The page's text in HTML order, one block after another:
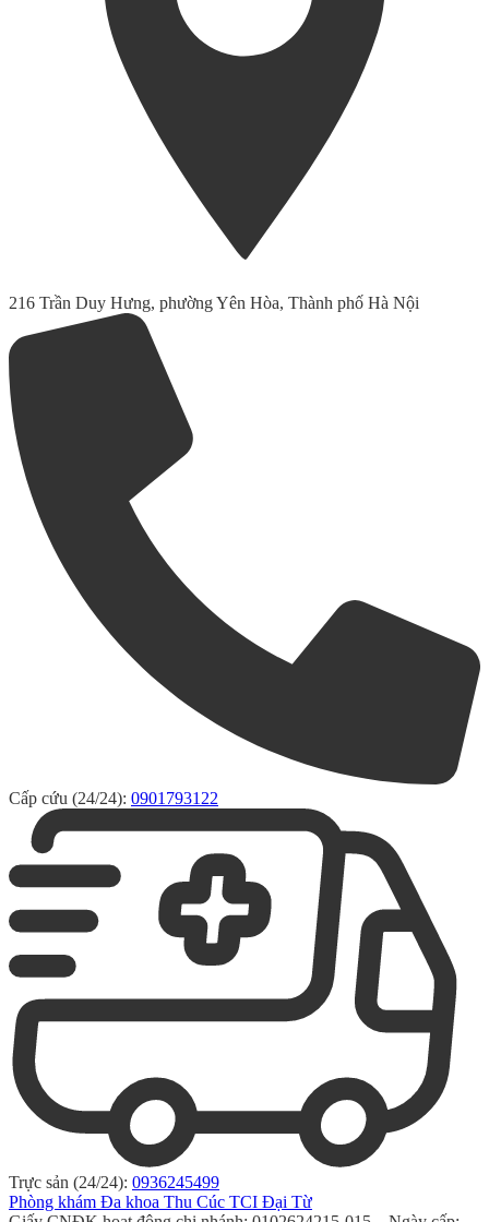
216 Trần Duy Hưng, phường Yên Hòa, Thành phố Hà Nội
Cấp cứu (24/24): 0901793122
Trực sản (24/24): 0936245499
Phòng khám Đa khoa Thu Cúc TCI Đại Từ